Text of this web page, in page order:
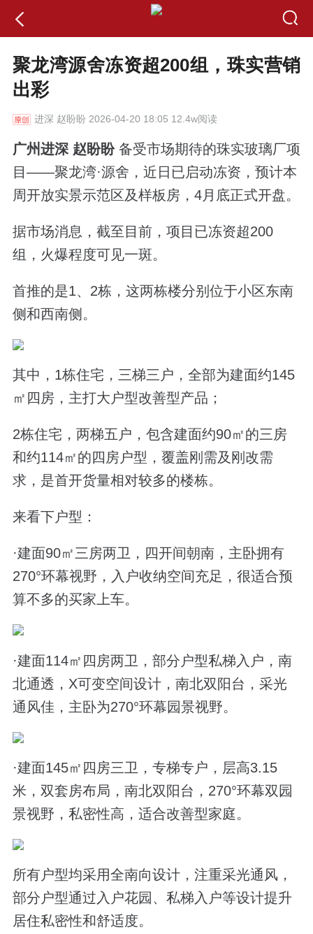
聚龙湾源舍冻资超200组，珠实营销
出彩
进深 赵盼盼 2026-04-20 18:05 12.4w阅读
广州进深 赵盼盼备受市场期待的珠实玻璃厂项
目——聚龙湾·源舍，近日已启动冻资，预计本
周开放实景示范区及样板房，4月底正式开盘。
据市场消息，截至目前，项目已冻资超200
组，火爆程度可见一斑。
首推的是1、2栋，这两栋楼分别位于小区东南
侧和西南侧。
其中，1栋住宅，三梯三户，全部为建面约145
㎡四房，主打大户型改善型产品；
2栋住宅，两梯五户，包含建面约90㎡的三房
和约114㎡的四房户型，覆盖刚需及刚改需
求，是首开货量相对较多的楼栋。
来看下户型：
·建面90㎡三房两卫，四开间朝南，主卧拥有
270°环幕视野，入户收纳空间充足，很适合预
算不多的买家上车。
·建面114㎡四房两卫，部分户型私梯入户，南
北通透，X可变空间设计，南北双阳台，采光
通风佳，主卧为270°环幕园景视野。
·建面145㎡四房三卫，专梯专户，层高3.15
米，双套房布局，南北双阳台，270°环幕双园
景视野，私密性高，适合改善型家庭。
所有户型均采用全南向设计，注重采光通风，
部分户型通过入户花园、私梯入户等设计提升
居住私密性和舒适度。